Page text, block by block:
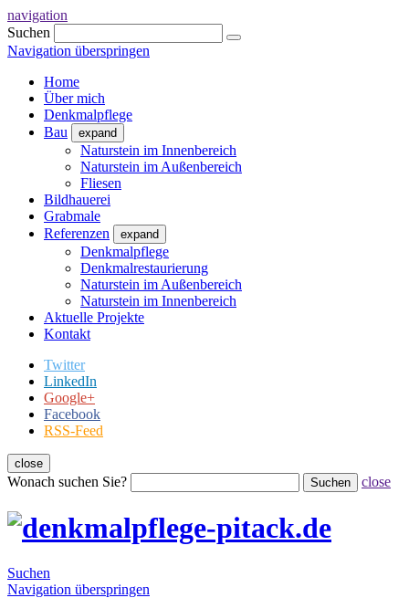
navigation
Suchen
Navigation überspringen
Home
Über mich
Denkmalpflege
Bau
expand
Naturstein im Innenbereich
Naturstein im Außenbereich
Fliesen
Bildhauerei
Grabmale
Referenzen
expand
Denkmalpflege
Denkmalrestaurierung
Naturstein im Außenbereich
Naturstein im Innenbereich
Aktuelle Projekte
Kontakt
Twitter
LinkedIn
Google+
Facebook
RSS-Feed
close
Wonach suchen Sie? Suchen close
Suchen
Navigation überspringen